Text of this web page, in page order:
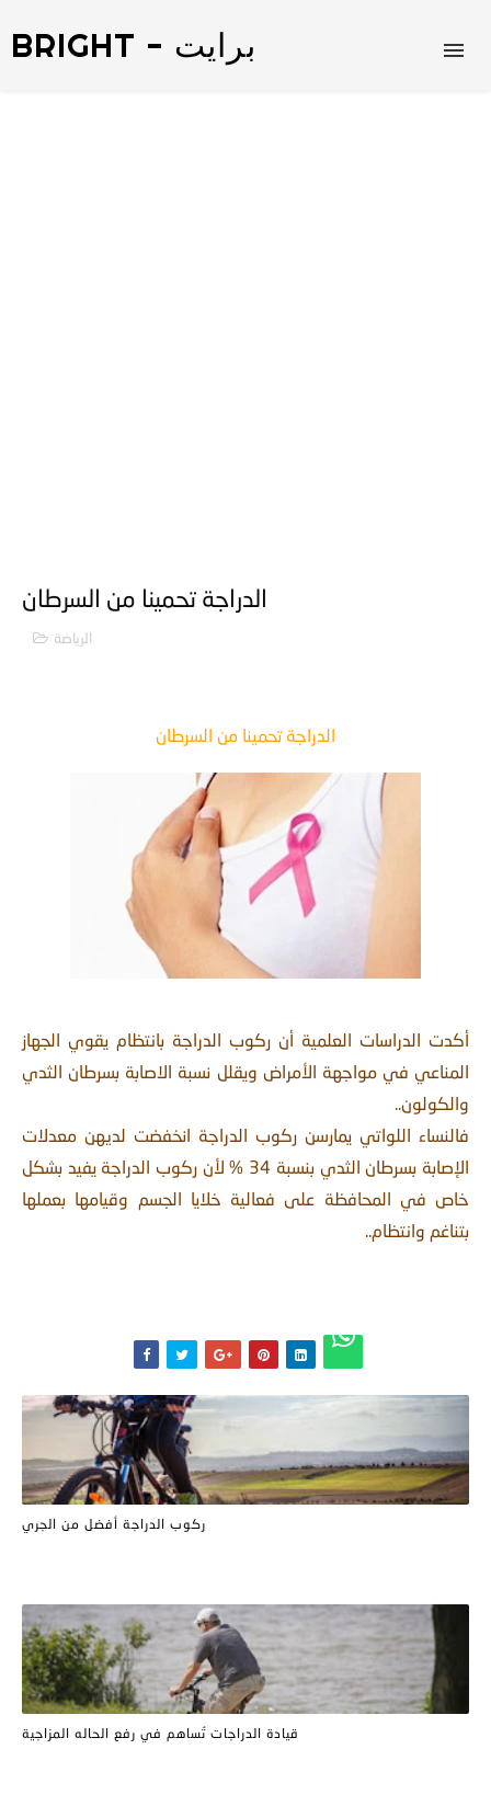
BRIGHT - برايت
الدراجة تحمينا من السرطان
الرياضة
الدراجة تحمينا من السرطان
أكدت الدراسات العلمية أن ركوب الدراجة بانتظام يقوي الجهاز
المناعي في مواجهة الأمراض ويقلل نسبة الاصابة بسرطان الثدي
والكولون..
فالنساء اللواتي يمارسن ركوب الدراجة انخفضت لديهن معدلات
الإصابة بسرطان الثدي بنسبة 34 % لأن ركوب الدراجة يفيد بشكل
خاص في المحافظة على فعالية خلايا الجسم وقيامها بعملها
بتناغم وانتظام..
ركوب الدراجة أفضل من الجري
قيادة الدراجات تُساهم في رفع الحاله المزاجية